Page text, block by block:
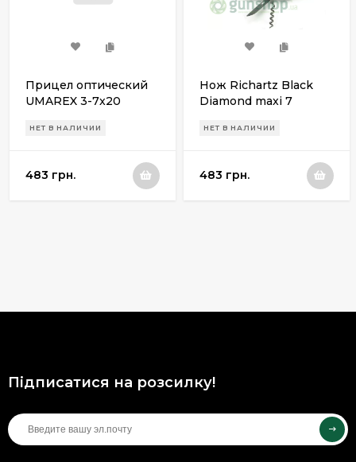
Прицел оптический
UMAREX 3-7x20
НЕТ В НАЛИЧИИ
483 грн.
Нож Richartz Black
Diamond maxi 7
НЕТ В НАЛИЧИИ
483 грн.
Підписатися на розсилку!